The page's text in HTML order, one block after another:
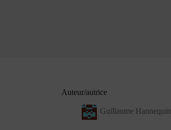
Auteur/autrice
Guillaume Hannequin